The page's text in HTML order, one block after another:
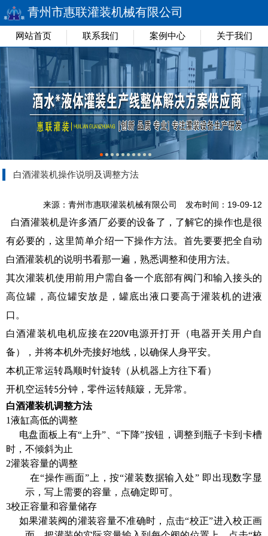
青州市惠联灌装机械有限公司
网站首页 联系我们 案例中心 关于我们
白酒灌装机操作说明及调整方法
来源：青州市惠联灌装机械有限公司 发布时间：19-09-12
白酒灌装机是许多酒厂必要的设备了，了解它的操作也是很
有必要的，这里简单介绍一下操作方法。首先要要把全自动
白酒灌装机的说明书看那一遍，熟悉调整和使用方法。
其次灌装机使用前用户需自备一个底部有阀门和输入接头的
高位罐，高位罐安放是，罐底出液口要高于灌装机的进液
口。
白酒灌装机电机应接在220V电源开打开（电器开关用户自
备），并将本机外壳接好地线，以确保人身平安。
本机正常运转爲顺时针旋转（从机器上方往下看）
开机空运转5分钟，零件运转颠簸，无异常。
白酒灌装机调整方法
1液缸高低的调整
电盘面板上有“上升”、“下降”按钮，调整到瓶子卡到卡槽
时，不倾斜为止
2灌装容量的调整
在“操作画面”上，按“灌装数据输入处” 即出现数字显
示，写上需要的容量，点确定即可。
3校正容量和容量储存
如果灌装阀的灌装容量不准确时，点击“校正”进入校正画